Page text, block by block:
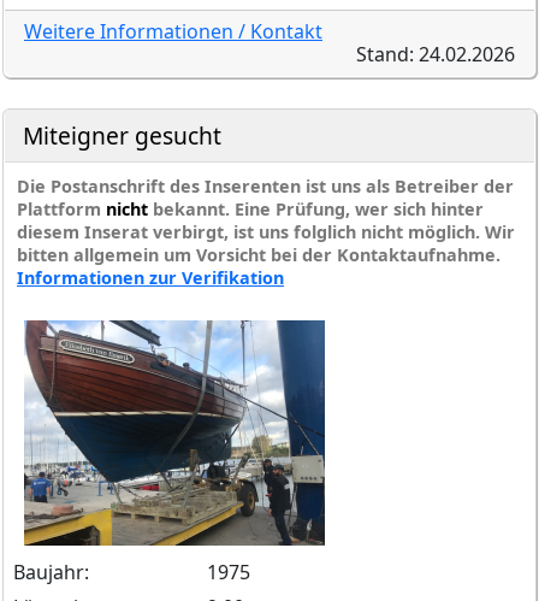
Weitere Informationen / Kontakt
Stand: 24.02.2026
Miteigner gesucht
Die Postanschrift des Inserenten ist uns als Betreiber der
Plattform nicht bekannt. Eine Prüfung, wer sich hinter
diesem Inserat verbirgt, ist uns folglich nicht möglich. Wir
bitten allgemein um Vorsicht bei der Kontaktaufnahme.
Informationen zur Verifikation
Baujahr:
1975